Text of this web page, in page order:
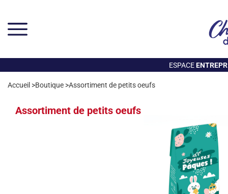
ESPACE
Accueil >Boutique >Assortiment de petits oeufs
Assortiment de petits oeufs